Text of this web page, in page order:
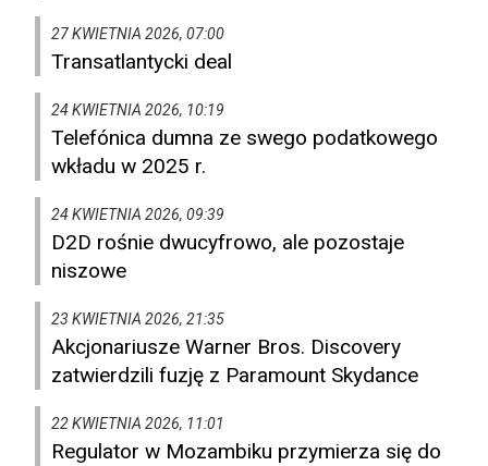
27 KWIETNIA 2026, 07:00
Transatlantycki deal
24 KWIETNIA 2026, 10:19
Telefónica dumna ze swego podatkowego
wkładu w 2025 r.
24 KWIETNIA 2026, 09:39
D2D rośnie dwucyfrowo, ale pozostaje
niszowe
23 KWIETNIA 2026, 21:35
Akcjonariusze Warner Bros. Discovery
zatwierdzili fuzję z Paramount Skydance
22 KWIETNIA 2026, 11:01
Regulator w Mozambiku przymierza się do